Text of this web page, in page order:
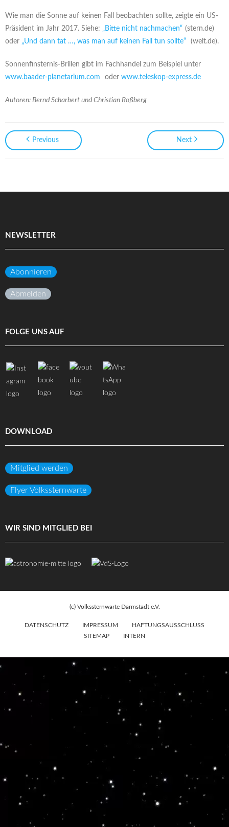
Wie man die Sonne auf keinen Fall beobachten sollte, zeigte ein US-
Präsident im Jahr 2017. Siehe: „Bitte nicht nachmachen“ (stern.de)
oder „Und dann tat …, was man auf keinen Fall tun sollte“ (welt.de).
Sonnenfinsternis-Brillen gibt im Fachhandel zum Beispiel unter
www.baader-planetarium.com
oder www.teleskop-express.de
Autoren: Bernd Scharbert und Christian Roßberg
Previous Next
NEWSLETTER
Abonnieren
Abmelden
FOLGE UNS AUF
DOWNLOAD
Mitglied werden
Flyer Volkssternwarte
WIR SIND MITGLIED BEI
(c) Volkssternwarte Darmstadt e.V.
DATENSCHUTZ IMPRESSUM
HAFTUNGSAUSSCHLUSS
SITEMAP
INTERN